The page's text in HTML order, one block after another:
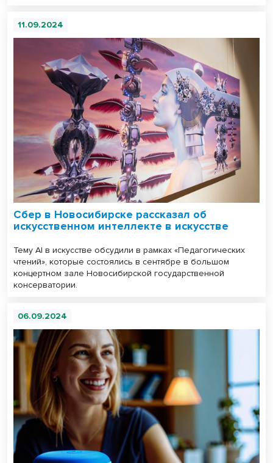
11.09.2024
Сбер в Новосибирске рассказал об
искусственном интеллекте в искусстве
Тему AI в искусстве обсудили в рамках «Педагогических
чтений», которые состоялись в сентябре в большом
концертном зале Новосибирской государственной
консерватории.
06.09.2024